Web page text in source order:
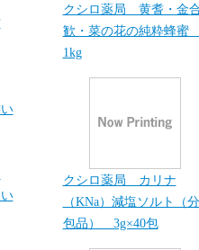
クシロ薬局 黄耆・金
歓・菜の花の純粋蜂
1kg
クシロ薬局 カリナ
（KNa）減塩ソルト（分
包品） 3g×40包